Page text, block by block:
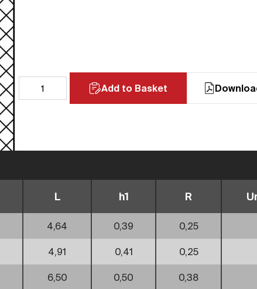
Add to Basket
L h1 R
4,64 0,39 0,25
4,91 0,41 0,25
6,50 0,50 0,38